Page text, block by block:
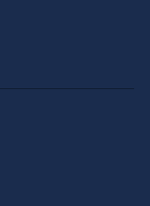
bestaat uit